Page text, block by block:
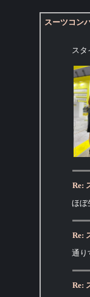
スーツコン
スタ
Re:
ほぼ
Re:
通り
Re: